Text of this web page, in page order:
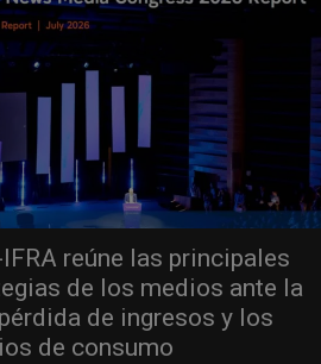
reúne las principales
de los medios ante la
de ingresos y los
de consumo